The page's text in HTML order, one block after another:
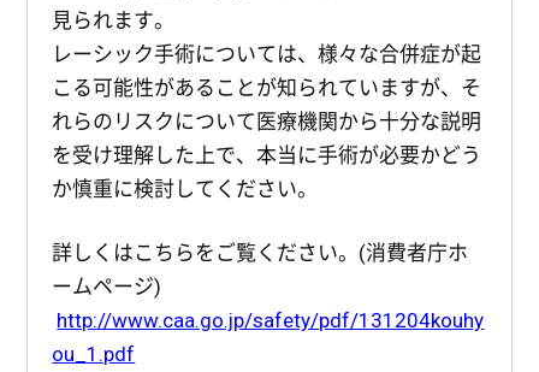
見られます。
レーシック手術については、様々な合併症が起
こる可能性があることが知られていますが、そ
れらのリスクについて医療機関から十分な説明
を受け理解した上で、本当に手術が必要かどう
か慎重に検討してください。
詳しくはこちらをご覧ください。(消費者庁ホ
ームページ)
http://www.caa.go.jp/safety/pdf/131204kouhy
ou_1.pdf